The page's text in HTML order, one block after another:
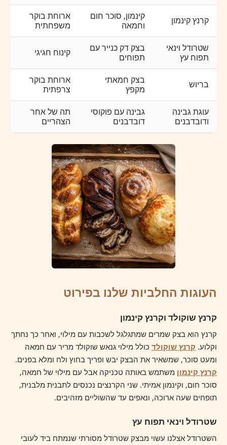
קרנץ קינמון
קינמון, סוכר חום
וחמאה
ארוחת בוקר
משפחתית
שטרודל וינאי
תפוח עץ
בצק דק כנייר עם
תפוחים
קינוח חגיגי
בריוש
בצק חמאתי
מקפץ
ארוחת בוקר
צרפתית
עוגת גבינה
ודובדבנים
גבינה עם פוקוסי
דובדבנים
תה של אחר
הצהריים
העוגות החלביות שלנו בפירוט
קרנץ שוקולד וקרנץ קינמון
קרנץ הוא בצק שמרים שמתגלגל לשכבות עם מילוי, ואחר כך נחתך
וקלוע. קרנץ שוקולד כולל מילוי גנאש שוקולד מריר עם חמאה
ומעט סוכר, שמשאיר את הבצק יבש ופריך בחוץ ולח ומלא בפנים.
קרנץ קינמון משתמש באותה טכניקה אבל עם מילוי של חמאה,
סוכר חום, וקינמון אמיתי. שני הקרנצים נכנסים לתבנית מלבנית,
תופחים שעה ארוכה, ונאפים עד שהשוליים מזהיבים.
שטרודל וינאי תפוח עץ
השטרודל אצלנו עשוי מבצק שטרודל מסורתי שנמתח ביד לעובי